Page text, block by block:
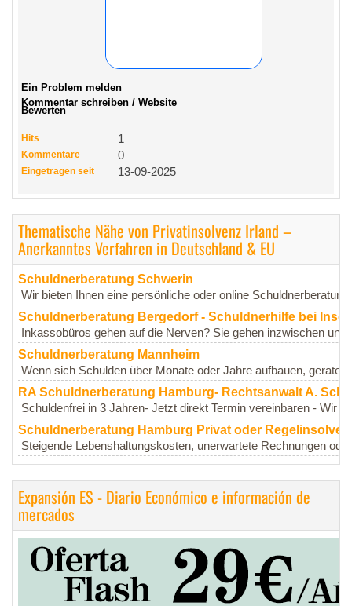
Ein Problem melden
Kommentar schreiben / Website
Bewerten
Hits 1
Kommentare 0
Eingetragen seit 13-09-2025
Thematische Nähe von Privatinsolvenz Irland –
Anerkanntes Verfahren in Deutschland & EU
Schuldnerberatung Schwerin
Wir bieten Ihnen eine persönliche oder online
Schuldnerberatung Bergedorf - Schuldnerhilfe bei
Inkassobüros gehen auf die Nerven? Sie gehen inzwischen
Schuldnerberatung Mannheim
Wenn sich Schulden über Monate oder Jahre aufbauen,
RA Schuldnerberatung Hamburg- Rechtsanwalt A.
Schuldenfrei in 3 Jahren- Jetzt direkt Termin vereinbaren - Wir
Schuldnerberatung Hamburg Privat oder
Steigende Lebenshaltungskosten, unerwartete Rechnungen
Expansión ES - Diario Económico e información de
mercados